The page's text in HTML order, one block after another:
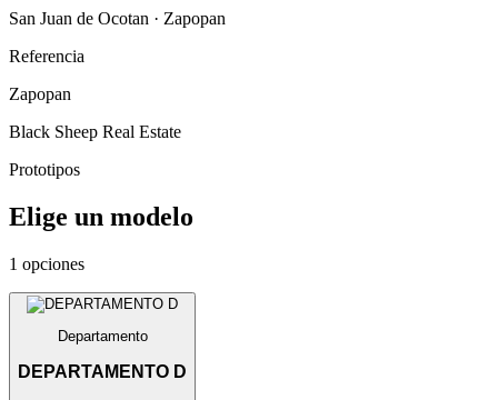
San Juan de Ocotan · Zapopan
Referencia
Zapopan
Black Sheep Real Estate
Prototipos
Elige un modelo
1 opciones
Departamento
DEPARTAMENTO D